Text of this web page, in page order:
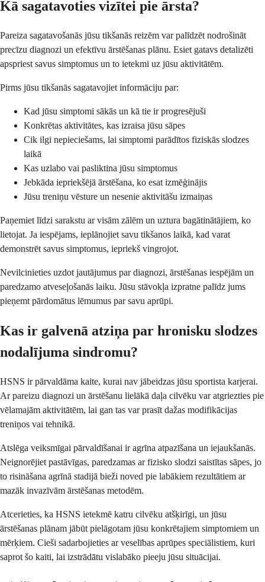
Kā sagatavoties vizītei pie ārsta?
Pareiza sagatavošanās jūsu tikšanās reizēm var palīdzēt nodrošināt
precīzu diagnozi un efektīvu ārstēšanas plānu. Esiet gatavs detalizēti
apspriest savus simptomus un to ietekmi uz jūsu aktivitātēm.
Pirms jūsu tikšanās sagatavojiet informāciju par:
Kad jūsu simptomi sākās un kā tie ir progresējuši
Konkrētas aktivitātes, kas izraisa jūsu sāpes
Cik ilgi nepieciešams, lai simptomi parādītos fiziskās slodzes
laikā
Kas uzlabo vai pasliktina jūsu simptomus
Jebkāda iepriekšējā ārstēšana, ko esat izmēģinājis
Jūsu treniņu vēsture un nesenie aktivitāšu izmaiņas
Paņemiet līdzi sarakstu ar visām zālēm un uztura bagātinātājiem, ko
lietojat. Ja iespējams, ieplānojiet savu tikšanos laikā, kad varat
demonstrēt savus simptomus, iepriekš vingrojot.
Nevilcinieties uzdot jautājumus par diagnozi, ārstēšanas iespējām un
paredzamo atveseļošanās laiku. Jūsu stāvokļa izpratne palīdz jums
pieņemt pārdomātus lēmumus par savu aprūpi.
Kas ir galvenā atziņa par hronisku slodzes
nodalījuma sindromu?
HSNS ir pārvaldāma kaite, kurai nav jābeidzas jūsu sportista karjerai.
Ar pareizu diagnozi un ārstēšanu lielākā daļa cilvēku var atgriezties pie
vēlamajām aktivitātēm, lai gan tas var prasīt dažas modifikācijas
treniņos vai tehnikā.
Atslēga veiksmīgai pārvaldīšanai ir agrīna atpazīšana un iejaukšanās.
Neignorējiet pastāvīgas, paredzamas ar fizisko slodzi saistītas sāpes, jo
to risināšana agrīnā stadijā bieži noved pie labākiem rezultātiem ar
mazāk invazīvām ārstēšanas metodēm.
Atcerieties, ka HSNS ietekmē katru cilvēku atšķirīgi, un jūsu
ārstēšanas plānam jābūt pielāgotam jūsu konkrētajiem simptomiem un
mērķiem. Cieši sadarbojieties ar veselības aprūpes speciālistiem, kuri
saprot šo kaiti, lai izstrādātu vislabāko pieeju jūsu situācijai.